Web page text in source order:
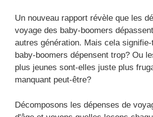
Un nouveau rapport révèle que les
voyage des baby-boomers
autres génération. Mais cela
baby-boomers dépensent trop? Ou
plus jeunes sont-elles juste plus
manquant peut-être?
Décomposons les dépenses de